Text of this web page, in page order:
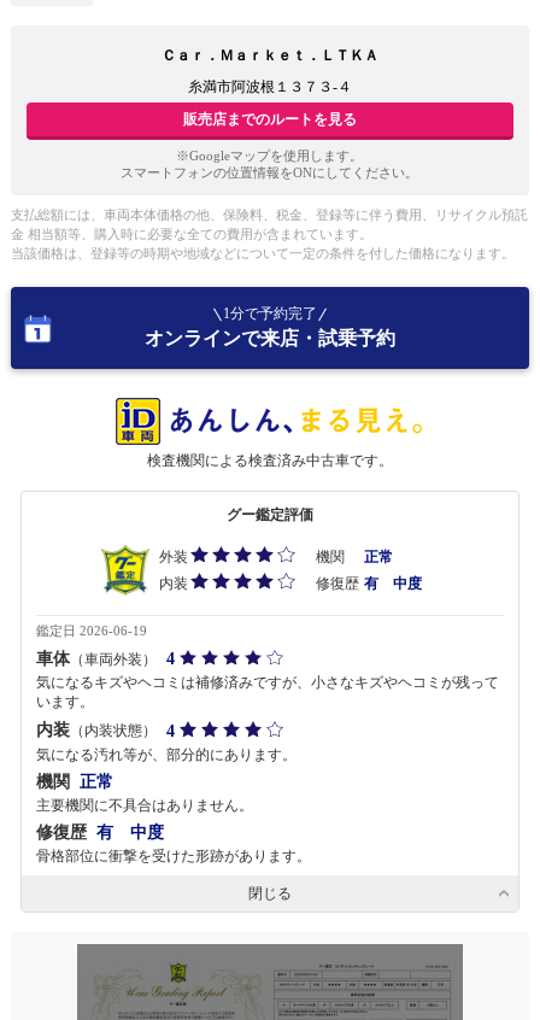
Ｃａｒ．Ｍａｒｋｅｔ．ＬＴＫＡ
糸満市阿波根１３７３‐４
販売店までのルートを見る
※Googleマップを使用します。
スマートフォンの位置情報をONにしてください。
支払総額には、車両本体価格の他、保険料、税金、登録等に伴う費用、リサイクル預託
金 相当額等、購入時に必要な全ての費用が含まれています。
当該価格は、登録等の時期や地域などについて一定の条件を付した価格になります。
1分で予約完了
オンラインで来店・試乗予約
検査機関による検査済み中古車です。
グー鑑定評価
外装 機関
正常
内装
修復歴 有 中度
鑑定日 2026-06-19
車体（車両外装） 4
気になるキズやヘコミは補修済みですが、小さなキズやヘコミが残って
います。
内装 （内装状態） 4
気になる汚れ等が、部分的にあります。
機関 正常
主要機関に不具合はありません。
修復歴 有 中度
骨格部位に衝撃を受けた形跡があります。
閉じる